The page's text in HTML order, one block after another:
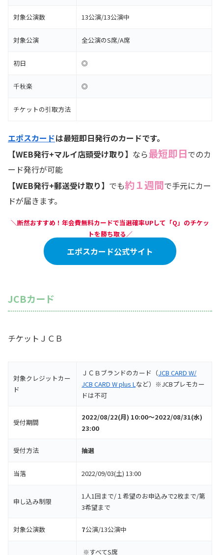
対象公演数 13公演/13公演中
対象公演 全公演のS席/A席
初日 ◎
千秋楽 ◎
チケットの引取方法
エポスカードは最短即日発行のカードです。
【WEB発行+マルイ店頭受け取り】 なら最短即日でのカ
ード発行が可能
【WEB発行+郵送受け取り】 でも約１週間で手元にカー
ドが届きます。
＼断然おすすめ！年会費無料カードで当選確率UPして「Q」のチケッ
トを勝ち取る／
エポスカード公式サイト
JCBカード
チケットＪＣＢ
対象クレジットカー
ド
ＪＣＢブランドのカード（JCB CARD W/
JCB CARD W plus Lなど）※JCBプレモカー
ドは不可
受付期間
2022/08/22(月) 10:00～2022/08/31(水)
23:00
受付方法 抽選
当落 2022/09/03(土) 13:00
申し込み制限
1人1回まで/１希望のお申込みで2枚まで/第
3希望まで
対象公演数 7公演/13公演中
※すべてS席